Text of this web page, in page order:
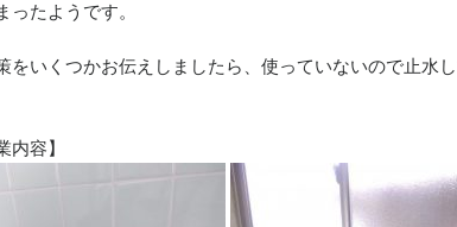
ったようです。
をいくつかお伝えしましたら、使っていないので止水
内容】